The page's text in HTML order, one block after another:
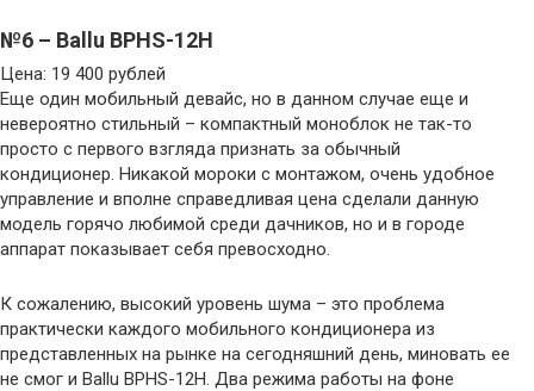
№6 – Ballu BPHS-12H
Цена: 19 400 рублей
Еще один мобильный девайс, но в данном случае еще и
невероятно стильный – компактный моноблок не так-то
просто с первого взгляда признать за обычный
кондиционер. Никакой мороки с монтажом, очень удобное
управление и вполне справедливая цена сделали данную
модель горячо любимой среди дачников, но и в городе
аппарат показывает себя превосходно.
К сожалению, высокий уровень шума – это проблема
практически каждого мобильного кондиционера из
представленных на рынке на сегодняшний день, миновать ее
не смог и Ballu BPHS-12H. Два режима работы на фоне